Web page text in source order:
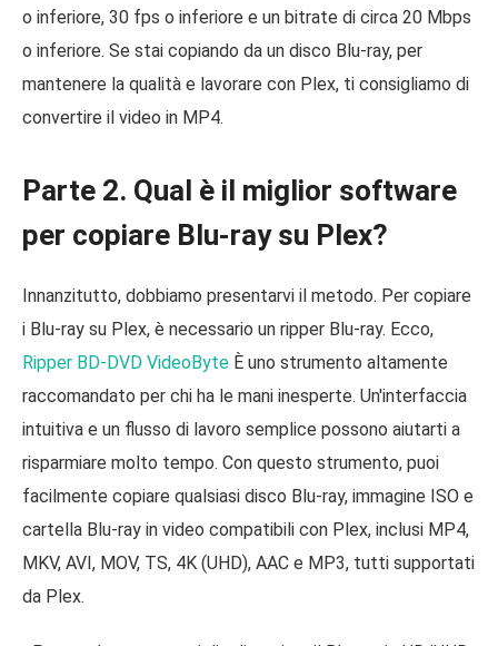
o inferiore, 30 fps o inferiore e un bitrate di circa 20 Mbps
o inferiore. Se stai copiando da un disco Blu-ray, per
mantenere la qualità e lavorare con Plex, ti consigliamo di
convertire il video in MP4.
Parte 2. Qual è il miglior software
per copiare Blu-ray su Plex?
Innanzitutto, dobbiamo presentarvi il metodo. Per copiare
i Blu-ray su Plex, è necessario un ripper Blu-ray. Ecco,
Ripper BD-DVD VideoByte È uno strumento altamente
raccomandato per chi ha le mani inesperte. Un'interfaccia
intuitiva e un flusso di lavoro semplice possono aiutarti a
risparmiare molto tempo. Con questo strumento, puoi
facilmente copiare qualsiasi disco Blu-ray, immagine ISO e
cartella Blu-ray in video compatibili con Plex, inclusi MP4,
MKV, AVI, MOV, TS, 4K (UHD), AAC e MP3, tutti supportati
da Plex.